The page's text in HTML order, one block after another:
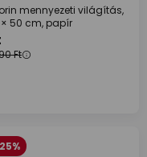
mennyezeti világítás,
50 cm, papír
Ft